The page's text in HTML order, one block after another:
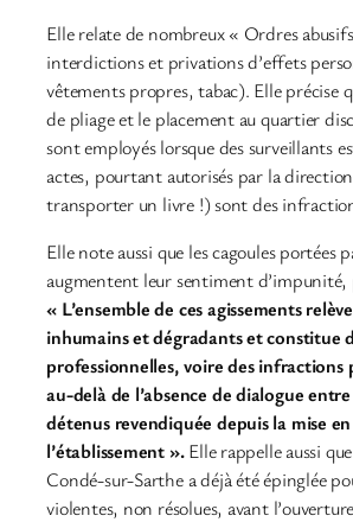
Elle relate de nombreux « Ordres
interdictions et privations d’effets
vêtements propres, tabac). Elle précise
de pliage et le placement au quartier
sont employés lorsque des surveillants
actes, pourtant autorisés par la
transporter un livre !) sont des
Elle note aussi que les cagoules portées
augmentent leur sentiment d’impunité,
« L’ensemble de ces agissements
inhumains et dégradants et constitue
professionnelles, voire des infractions
au-delà de l’absence de dialogue
détenus revendiquée depuis la mise
l’établissement ».Elle rappelle aussi
Condé-sur-Sarthe a déjà été épinglée
violentes, non résolues, avant